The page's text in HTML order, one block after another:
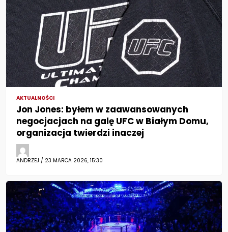
AKTUALNOŚCI
Jon Jones: byłem w zaawansowanych
negocjacjach na galę UFC w Białym Domu,
organizacja twierdzi inaczej
ANDRZEJ / 23 MARCA 2026, 15:30